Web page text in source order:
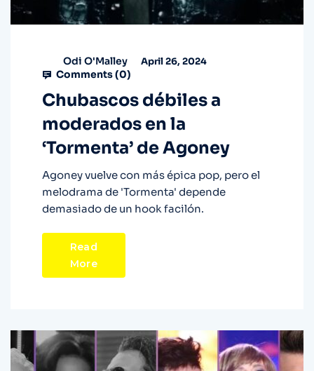
Odi O'Malley April 26, 2024
Comments (0)
Chubascos débiles a
moderados en la
‘Tormenta’ de Agoney
Agoney vuelve con más épica pop, pero el
melodrama de 'Tormenta' depende
demasiado de un hook facilón.
Read
More